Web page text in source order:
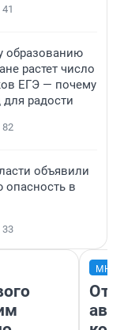
41
образованию
растет число
ЕГЭ — почему
радости
82
объявили
опасность в
33
От